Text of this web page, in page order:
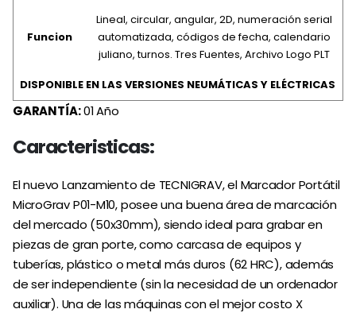
Funcion
Lineal, circular, angular, 2D, numeración serial
automatizada, códigos de fecha, calendario
juliano, turnos. Tres Fuentes, Archivo Logo PLT
DISPONIBLE EN LAS VERSIONES NEUMÁTICAS Y ELÉCTRICAS
GARANTÍA:01 Año
Caracteristicas:
El nuevo Lanzamiento de TECNIGRAV, el Marcador Portátil
MicroGrav P01-M10, posee una buena área de marcación
del mercado (50x30mm), siendo ideal para grabar en
piezas de gran porte, como carcasa de equipos y
tuberías, plástico o metal más duros (62 HRC), además
de ser independiente (sin la necesidad de un ordenador
auxiliar). Una de las máquinas con el mejor costo X